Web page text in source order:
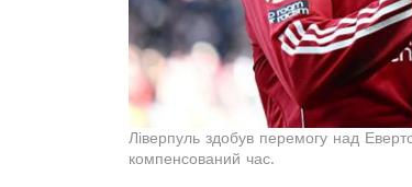
Ліверпуль здобув перемогу над
компенсований час.